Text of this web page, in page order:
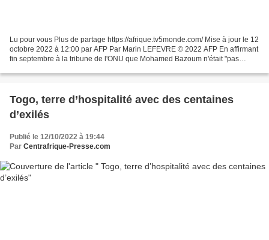
Lu pour vous Plus de partage https://afrique.tv5monde.com/ Mise à jour le 12
octobre 2022 à 12:00 par AFP Par Marin LEFEVRE © 2022 AFP En affirmant
fin septembre à la tribune de l'ONU que Mohamed Bazoum n'était "pas
Togo, terre d’hospitalité avec des centaines
d’exilés
Publié le 12/10/2022 à 19:44
Par Centrafrique-Presse.com